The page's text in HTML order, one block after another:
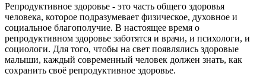
Репродуктивное здоровье - это часть общего здоровья
человека, которое подразумевает физическое, духовное и
социальное благополучие. В настоящее время о
репродуктивном здоровье заботятся и врачи, и психологи, и
социологи. Для того, чтобы на свет появлялись здоровые
малыши, каждый современный человек должен знать, как
сохранить своё репродуктивное здоровье.